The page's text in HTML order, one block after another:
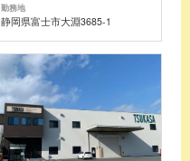
勤務地
静岡県富士市大淵3685-1